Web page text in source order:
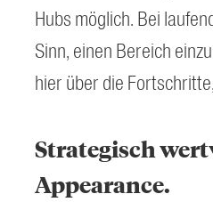
Hubs möglich. Bei
Sinn, einen Bereich
hier über die
Strategisch
Appearance.